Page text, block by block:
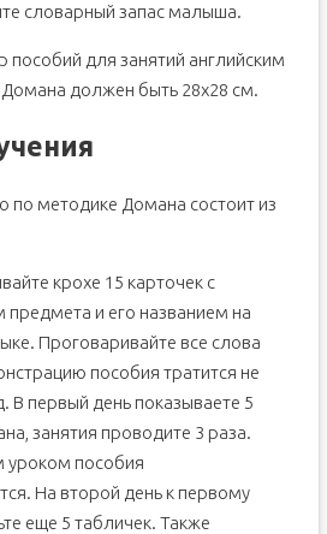
словарный запас малыша.
для занятий английским
должен быть 28х28 см.
по методике Домана состоит из
крохе 15 карточек с
и его названием на
Проговаривайте все слова
пособия тратится не
В первый день показываете 5
занятия проводите 3 раза.
пособия
На второй день к первому
еще 5 табличек. Также